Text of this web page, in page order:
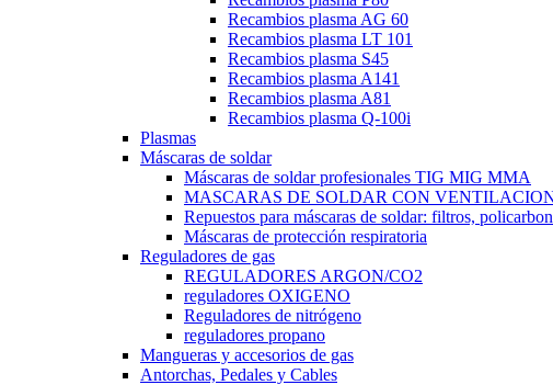
Recambios plasma AG 60
Recambios plasma LT 101
Recambios plasma S45
Recambios plasma A141
Recambios plasma A81
Recambios plasma Q-100i
Plasmas
Máscaras de soldar
Máscaras de soldar profesionales TIG MIG MMA
MASCARAS DE SOLDAR CON
Repuestos para máscaras de soldar: filtros,
Máscaras de protección respiratoria
Reguladores de gas
REGULADORES ARGON/CO2
reguladores OXIGENO
Reguladores de nitrógeno
reguladores propano
Mangueras y accesorios de gas
Antorchas, Pedales y Cables